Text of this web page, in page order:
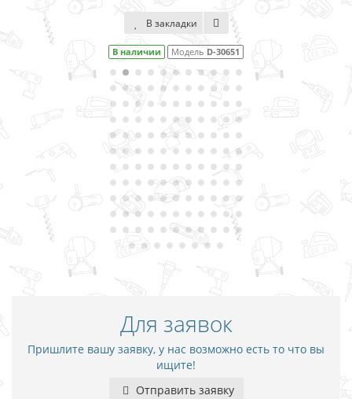
В закладки
Модель D-30651 В
Для заявок
Пришлите вашу заявку, у нас возможно есть то что вы
ищите!
Отправить заявку